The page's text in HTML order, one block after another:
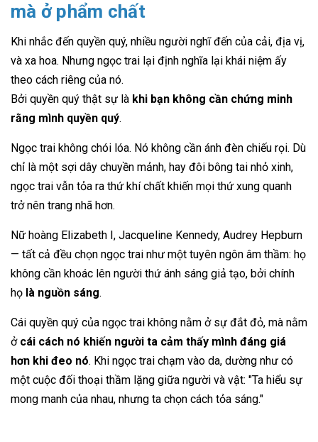
mà ở phẩm chất
Khi nhắc đến quyền quý, nhiều người nghĩ đến của cải, địa vị,
và xa hoa. Nhưng ngọc trai lại định nghĩa lại khái niệm ấy
theo cách riêng của nó.
Bởi quyền quý thật sự là khi bạn không cần chứng minh
rằng mình quyền quý.
Ngọc trai không chói lóa. Nó không cần ánh đèn chiếu rọi. Dù
chỉ là một sợi dây chuyền mảnh, hay đôi bông tai nhỏ xinh,
ngọc trai vẫn tỏa ra thứ khí chất khiến mọi thứ xung quanh
trở nên trang nhã hơn.
Nữ hoàng Elizabeth I, Jacqueline Kennedy, Audrey Hepburn
— tất cả đều chọn ngọc trai như một tuyên ngôn âm thầm: họ
không cần khoác lên người thứ ánh sáng giả tạo, bởi chính
họ là nguồn sáng.
Cái quyền quý của ngọc trai không nằm ở sự đắt đỏ, mà nằm
ở cái cách nó khiến người ta cảm thấy mình đáng giá
hơn khi đeo nó. Khi ngọc trai chạm vào da, dường như có
một cuộc đối thoại thầm lặng giữa người và vật: "Ta hiểu sự
mong manh của nhau, nhưng ta chọn cách tỏa sáng."